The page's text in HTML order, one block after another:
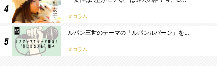
コラム
ルパン三世のテーマの「ルパンルパーン」を…
コラム